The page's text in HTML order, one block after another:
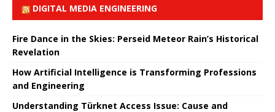
DIGITAL MEDIA ENGINEERING
Fire Dance in the Skies: Perseid Meteor Rain’s Historical
Revelation
How Artificial Intelligence is Transforming Professions
and Engineering
Understanding Türknet Access Issue: Cause and